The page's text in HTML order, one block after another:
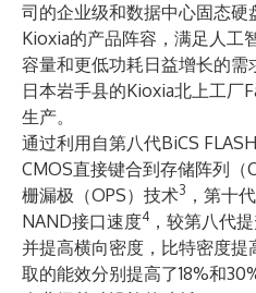
司的企业级和数据中心固态硬
Kioxia的产品阵容，满足人工
容量和更低功耗日益增长的
日本岩手县的Kioxia北上工厂
生产。
通过利用自第八代BiCS
CMOS直接键合到存储阵列（
栅漏极（OPS）技术3 ，第十
NAND接口速度4 ，较第八代
并提高横向密度，比特密度
取的能效分别提高了18%和